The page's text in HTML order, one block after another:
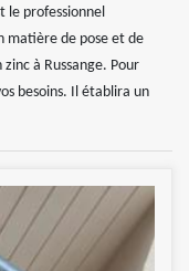
professionnel
matière de pose et de
à Russange. Pour
besoins. Il établira un